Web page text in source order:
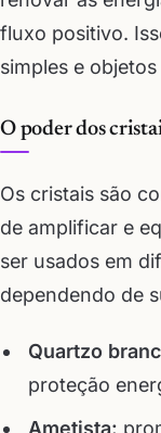
fluxo positivo.
simples e
O poder dos
Os cristais são
de amplificar e
ser usados em
dependendo de
Quartzo
proteção
Ametista: